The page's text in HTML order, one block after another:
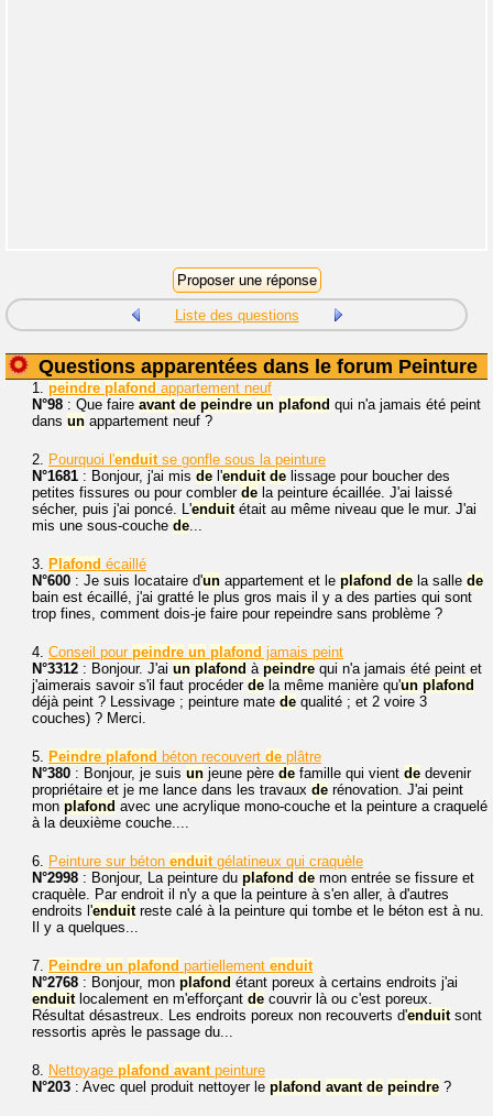
Liste des questions
Questions apparentées dans le forum Peinture
1. peindre plafond appartement neuf
N°98 : Que faire avant de peindre un plafond qui n'a jamais été peint
dans un appartement neuf ?
2. Pourquoi l'enduitse gonfle sous la peinture
N°1681 : Bonjour, j'ai mis de l'enduit de lissage pour boucher des
petites fissures ou pour combler de la peinture écaillée. J'ai laissé
sécher, puis j'ai poncé. L'enduitétait au même niveau que le mur. J'ai
mis une sous-couche de...
3. Plafond écaillé
N°600 : Je suis locataire d'un appartement et le plafond de la salle de
bain est écaillé, j'ai gratté le plus gros mais il y a des parties qui sont
trop fines, comment dois-je faire pour repeindre sans problème ?
4. Conseil pour peindre un plafond jamais peint
N°3312 : Bonjour. J'ai un plafond à peindre qui n'a jamais été peint et
j'aimerais savoir s'il faut procéder de la même manière qu'un plafond
déjà peint ? Lessivage ; peinture mate de qualité ; et 2 voire 3
couches) ? Merci.
5. Peindre plafond béton recouvert de plâtre
N°380 : Bonjour, je suis un jeune père de famille qui vient de devenir
propriétaire et je me lance dans les travaux de rénovation. J'ai peint
mon plafond avec une acrylique mono-couche et la peinture a craquelé
à la deuxième couche....
6. Peinture sur béton enduitgélatineux qui craquèle
N°2998 : Bonjour, La peinture du plafond de mon entrée se fissure et
craquèle. Par endroit il n'y a que la peinture à s'en aller, à d'autres
endroits l'enduitreste calé à la peinture qui tombe et le béton est à nu.
Il y a quelques...
7. Peindre un plafond partiellement enduit
N°2768 : Bonjour, mon plafond étant poreux à certains endroits j'ai
enduitlocalement en m'efforçant de couvrir là ou c'est poreux.
Résultat désastreux. Les endroits poreux non recouverts d'enduitsont
ressortis après le passage du...
8. Nettoyage plafond avantpeinture
N°203 : Avec quel produit nettoyer le plafond avant de peindre ?